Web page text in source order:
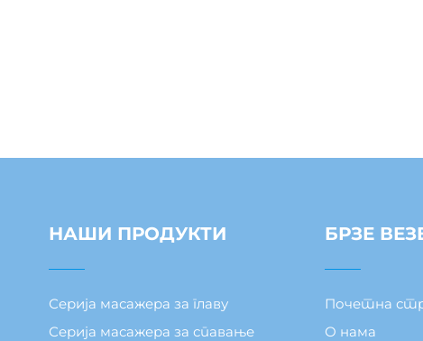
НАШИ ПРОДУКТИ
Серија масажера за главу
Серија масажера за спавање
БРЗЕ
Почетна
О нама